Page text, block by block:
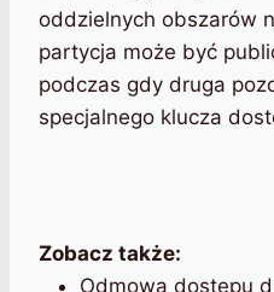
oddzielnych obszarów
partycja może być
podczas gdy druga
specjalnego klucza
Zobacz także:
Odmowa dostępu